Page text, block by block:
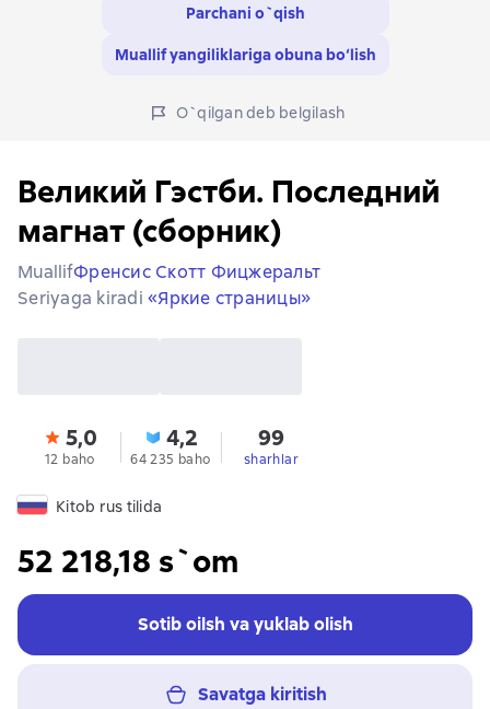
Parchani o`qish
Muallif yangiliklariga obuna bo‘lish
O`qilgan deb belgilash
Великий Гэстби. Последний
магнат (сборник)
MuallifФренсис Скотт Фицжеральт
Seriyaga kiradi «Яркие страницы»
5,0
12 baho
4,2
64 235 baho
99
sharhlar
Kitob rus tilida
52 218,18 s`om
Sotib oilsh va yuklab olish
Savatga kiritish